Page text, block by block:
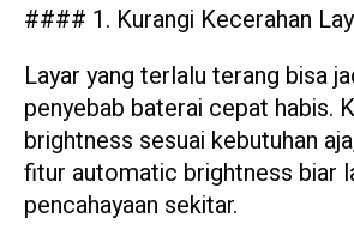
#### 1. Kurangi Kecerahan
Layar yang terlalu terang bisa
penyebab baterai cepat habis.
brightness sesuai kebutuhan
fitur automatic brightness biar
pencahayaan sekitar.